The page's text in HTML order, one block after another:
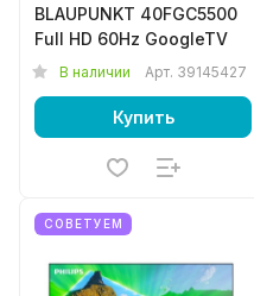
BLAUPUNKT 40FGC5500
Full HD 60Hz GoogleTV
В наличии Арт. 39145427
Купить
СОВЕТУЕМ